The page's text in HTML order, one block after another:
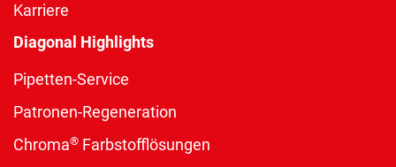
Karriere
Diagonal Highlights
Pipetten-Service
Patronen-Regeneration
Chroma® Farbstofflösungen